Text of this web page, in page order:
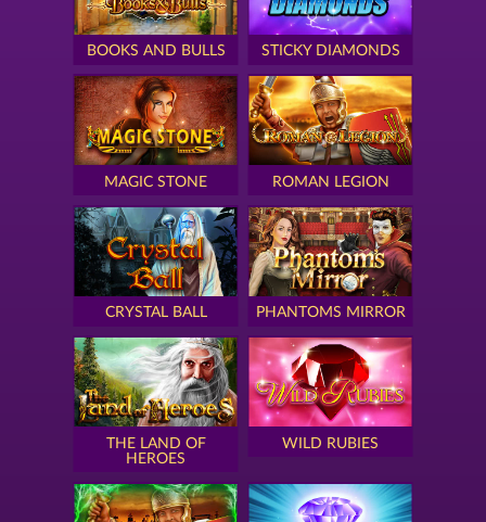
BOOKS AND BULLS STICKY DIAMONDS
MAGIC STONE ROMAN LEGION
CRYSTAL BALL PHANTOMS MIRROR
THE LAND OF
HEROES
WILD RUBIES